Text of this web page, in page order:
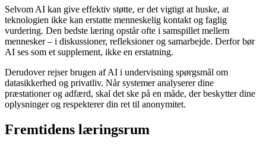
Selvom AI kan give effektiv støtte, er det vigtigt at huske, at
teknologien ikke kan erstatte menneskelig kontakt og faglig
vurdering. Den bedste læring opstår ofte i samspillet mellem
mennesker – i diskussioner, refleksioner og samarbejde. Derfor bør
AI ses som et supplement, ikke en erstatning.
Derudover rejser brugen af AI i undervisning spørgsmål om
datasikkerhed og privatliv. Når systemer analyserer dine
præstationer og adfærd, skal det ske på en måde, der beskytter dine
oplysninger og respekterer din ret til anonymitet.
Fremtidens læringsrum